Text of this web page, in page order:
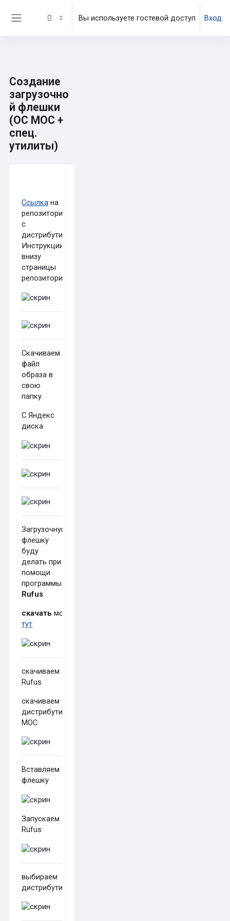
Перейти к основному содержанию
Вы используете гостевой доступ Вход
Создание
загрузочно
й флешки
(ОС МОС +
спец.
утилиты)
Ссылка на
репозиторий
с
дистрибутивом.
Инструкции
внизу
страницы
репозитория.
Скачиваем
файл
образа в
свою
папку.
С Яндекс
диска
Загрузочную
флешку
буду
делать при
помощи
программы
Rufus
скачатьможно
тут
скачиваем
Rufus
скачиваем
дистрибутив
МОС
Вставляем
флешку
Запускаем
Rufus
выбираем
дистрибутив